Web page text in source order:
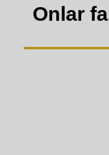
Onlar